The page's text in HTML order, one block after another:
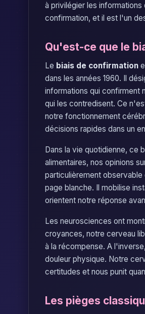
à privilégier les
confirmation, et il est l'un
Qu'est-ce que le
Le biais de confirmation
dans les années 1960. Il
informations qui confirment
qui les contredisent. Ce
notre fonctionnement
décisions rapides dans un
Dans la vie quotidienne, ce
alimentaires, nos opinions
particulièrement observable
page blanche. Il mobilise
orientent notre réponse
Les neurosciences ont
croyances, notre cerveau
à la récompense. A
douleur physique. Notre
certitudes et nous punit
Les pièges